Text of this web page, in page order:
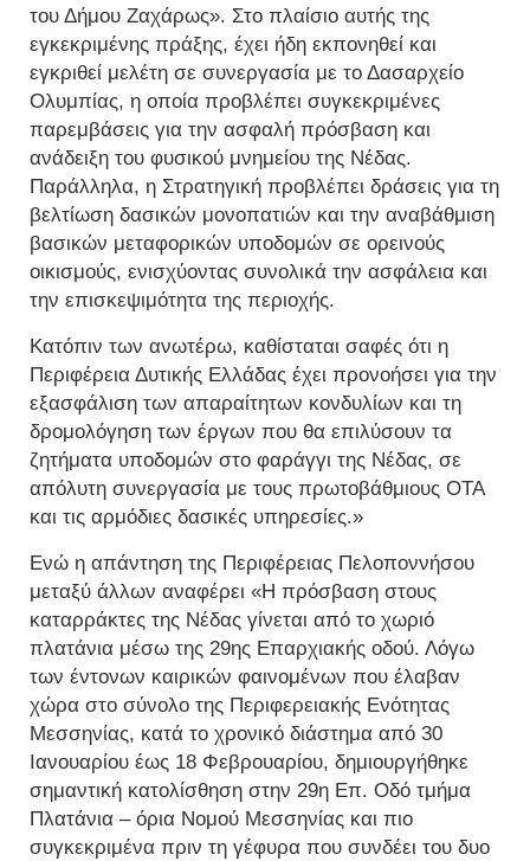
του Δήμου Ζαχάρως». Στο πλαίσιο αυτής της
εγκεκριμένης πράξης, έχει ήδη εκπονηθεί και
εγκριθεί μελέτη σε συνεργασία με το Δασαρχείο
Ολυμπίας, η οποία προβλέπει συγκεκριμένες
παρεμβάσεις για την ασφαλή πρόσβαση και
ανάδειξη του φυσικού μνημείου της Νέδας.
Παράλληλα, η Στρατηγική προβλέπει δράσεις για τη
βελτίωση δασικών μονοπατιών και την αναβάθμιση
βασικών μεταφορικών υποδομών σε ορεινούς
οικισμούς, ενισχύοντας συνολικά την ασφάλεια και
την επισκεψιμότητα της περιοχής.
Κατόπιν των ανωτέρω, καθίσταται σαφές ότι η
Περιφέρεια Δυτικής Ελλάδας έχει προνοήσει για την
εξασφάλιση των απαραίτητων κονδυλίων και τη
δρομολόγηση των έργων που θα επιλύσουν τα
ζητήματα υποδομών στο φαράγγι της Νέδας, σε
απόλυτη συνεργασία με τους πρωτοβάθμιους ΟΤΑ
και τις αρμόδιες δασικές υπηρεσίες.»
Ενώ η απάντηση της Περιφέρειας Πελοποννήσου
μεταξύ άλλων αναφέρει «Η πρόσβαση στους
καταρράκτες της Νέδας γίνεται από το χωριό
πλατάνια μέσω της 29ης Επαρχιακής οδού. Λόγω
των έντονων καιρικών φαινομένων που έλαβαν
χώρα στο σύνολο της Περιφερειακής Ενότητας
Μεσσηνίας, κατά το χρονικό διάστημα από 30
Ιανουαρίου έως 18 Φεβρουαρίου, δημιουργήθηκε
σημαντική κατολίσθηση στην 29η Επ. Οδό τμήμα
Πλατάνια – όρια Νομού Μεσσηνίας και πιο
συγκεκριμένα πριν τη γέφυρα που συνδέει του δυο